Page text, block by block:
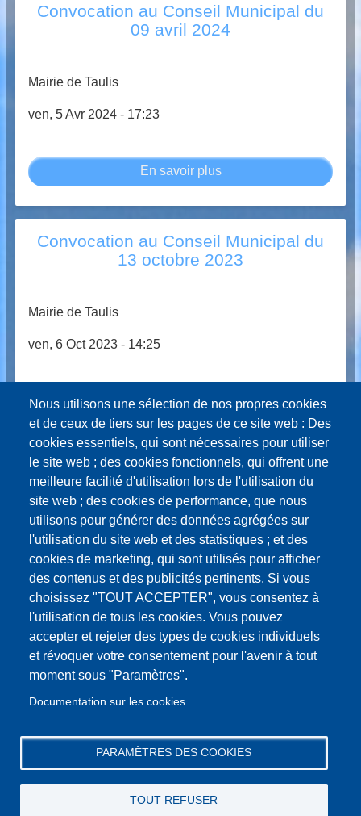
Municipal
du
Convocation au Conseil Municipal du
09 avril 2024
Mairie de Taulis
ven, 5 Avr 2024 - 17:23
En savoir plussur
Convocation
au
Municipal
du
Convocation au Conseil Municipal du
13 octobre 2023
Mairie de Taulis
ven, 6 Oct 2023 - 14:25
En savoir plussur
Convocation
au
Conseil
Municipal
du
13
octobre
2023
Pagination
Page
courante
1 Page
2
Page
suivante
››
Dernière
page
Dernier »
Nous utilisons une sélection de nos propres cookies
et de ceux de tiers sur les pages de ce site web : Des
cookies essentiels, qui sont nécessaires pour utiliser
le site web ; des cookies fonctionnels, qui offrent une
meilleure facilité d'utilisation lors de l'utilisation du
site web ; des cookies de performance, que nous
utilisons pour générer des données agrégées sur
l'utilisation du site web et des statistiques ; et des
cookies de marketing, qui sont utilisés pour afficher
des contenus et des publicités pertinents. Si vous
choisissez "TOUT ACCEPTER", vous consentez à
l'utilisation de tous les cookies. Vous pouvez
accepter et rejeter des types de cookies individuels
et révoquer votre consentement pour l'avenir à tout
moment sous "Paramètres".
Documentation sur les cookies
PARAMÈTRES DES COOKIES
TOUT REFUSER